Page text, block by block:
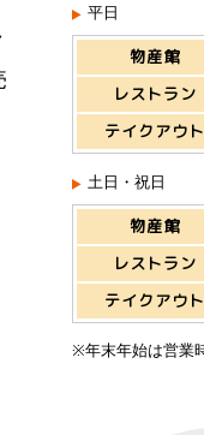
平日
物産館
レストラン
テイクアウト
土日・祝日
物産館
レストラン
テイクアウト
※年末年始は営業